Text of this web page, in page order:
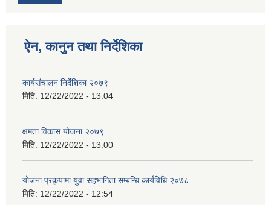
ऐन, कानुन तथा निर्देशिका
कार्यसंचालन निर्देशिका २०७९
मिति: 12/22/2022 - 13:04
क्षमता विकास योजना २०७९
मिति: 12/22/2022 - 13:00
योजना प्रकृयामा युवा सहभागिता सम्बन्धि कार्यविधि २०७८
मिति: 12/22/2022 - 12:54